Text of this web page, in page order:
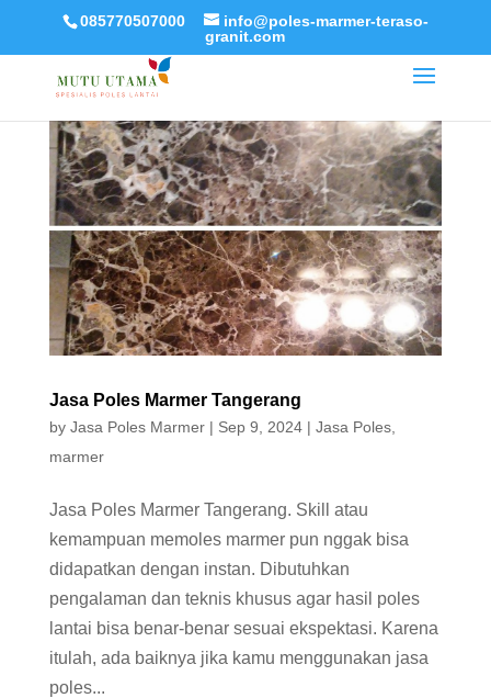
085770507000
info@poles-marmer-teraso-
granit.com
Jasa Poles Marmer Tangerang
by Jasa Poles Marmer| Sep 9, 2024| Jasa Poles,
marmer
Jasa Poles Marmer Tangerang. Skill atau
kemampuan memoles marmer pun nggak bisa
didapatkan dengan instan. Dibutuhkan
pengalaman dan teknis khusus agar hasil poles
lantai bisa benar-benar sesuai ekspektasi. Karena
itulah, ada baiknya jika kamu menggunakan jasa
poles...